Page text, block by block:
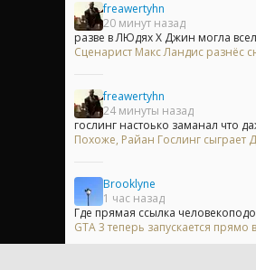
freawertyhn
20 минут назад
разве в ЛЮдях Х Джин могла
Сценарист Макс Ландис разнёс
freawertyhn
24 минуты назад
гослинг настоько заманал что
Похоже, Райан Гослинг
Brooklyne
1 час назад
Где прямая ссылка
GTA 3 теперь запускается прямо